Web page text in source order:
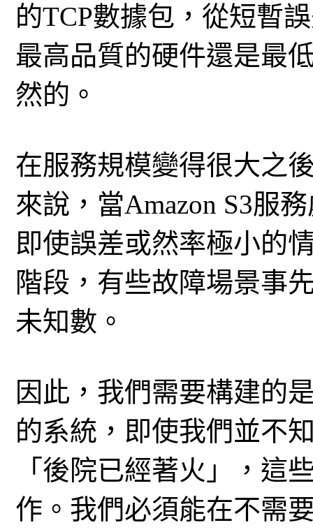
的TCP數據包，從短暫
最高品質的硬件還是最
然的。
在服務規模變得很大之
來說，當Amazon S3服
即使誤差或然率極小的
階段，有些故障場景事
未知數。
因此，我們需要構建的
的系統，即使我們並不
「後院已經著火」，這
作。我們必須能在不需